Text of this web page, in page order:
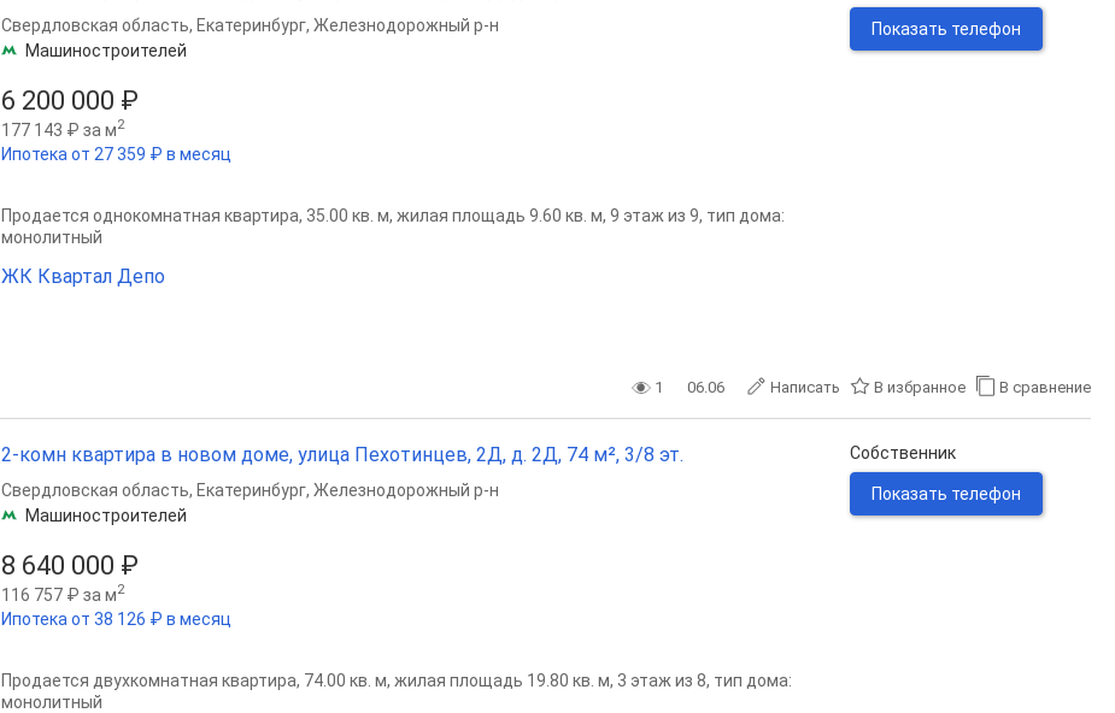
6 200 000 ₽
177 143 ₽ за м2
Ипотека от 27 359 ₽ в месяц
Свердловская область, Екатеринбург, Железнодорожный р-н
Машиностроителей
Продается однокомнатная квартира, 35.00 кв. м, жилая площадь 9.60 кв. м, 9 этаж из 9, тип дома:
монолитный
ЖК Квартал Депо
Показать телефон
1 06.06 Написать В избранное В сравнение
2-комн квартира в новом доме, улица Пехотинцев, 2Д, д. 2Д, 74 м², 3/8 эт.
8 640 000 ₽
116 757 ₽ за м2
Ипотека от 38 126 ₽ в месяц
Свердловская область, Екатеринбург, Железнодорожный р-н
Машиностроителей
Продается двухкомнатная квартира, 74.00 кв. м, жилая площадь 19.80 кв. м, 3 этаж из 8, тип дома:
монолитный
Собственник
Показать телефон